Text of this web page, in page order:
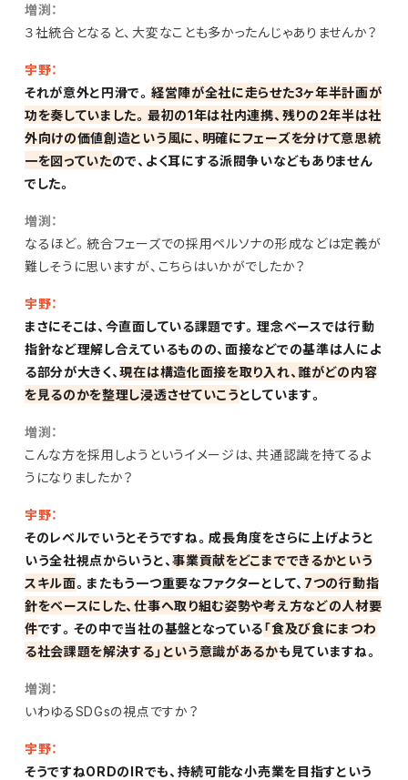
増渕：
３社統合となると、大変なことも多かったんじゃありませんか？
宇野：
それが意外と円滑で。 経営陣が全社に走らせた3ヶ年半計画が
功を奏していました。最初の1年は社内連携、残りの2年半は社
外向けの価値創造という風に、明確にフェーズを分けて意思統
一を図っていたので、よく耳にする派閥争いなどもありません
でした。
増渕：
なるほど。統合フェーズでの採用ペルソナの形成などは定義が
難しそうに思いますが、こちらはいかがでしたか？
宇野：
まさにそこは、今直面している課題です。理念ベースでは行動
指針など理解し合えているものの、面接などでの基準は人によ
る部分が大きく、現在は構造化面接を取り入れ、誰がどの内容
を見るのかを整理し浸透させていこうとしています。
増渕：
こんな方を採用しようというイメージは、共通認識を持てるよ
うになりましたか？
宇野：
そのレベルでいうとそうですね。成長角度をさらに上げようと
いう全社視点からいうと、事業貢献をどこまでできるかという
スキル面。またもう一つ重要なファクターとして、 7つの行動指
針をベースにした、仕事へ取り組む姿勢や考え方などの人材要
件です。その中で当社の基盤となっている「食及び食にまつわ
る社会課題を解決する」という意識があるかも見ていますね。
増渕：
いわゆるSDGsの視点ですか？
宇野：
そうですねORDのIRでも、持続可能な小売業を目指すという